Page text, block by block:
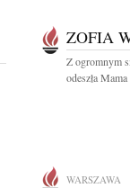
ZOFIA
Z ogromnym
odeszła
WARSZAWA